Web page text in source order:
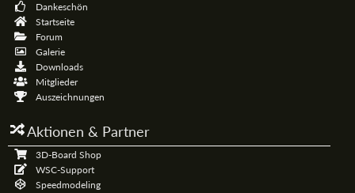
Dankeschön
Startseite
Forum
Galerie
Downloads
Mitglieder
Auszeichnungen
Aktionen & Partner
3D-Board Shop
WSC-Support
Speedmodeling